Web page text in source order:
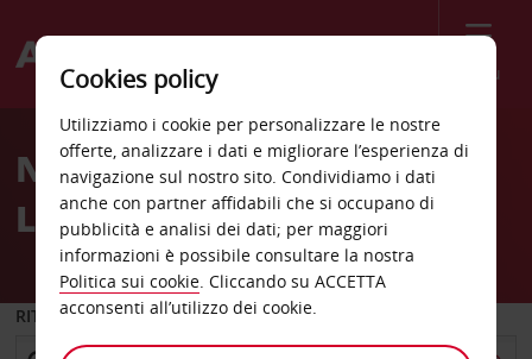
Menù
Welcome
AvisNoleggio auto Gare Saint
Lazare
RITIRO DA
Cookies policy
Utilizziamo i cookie per personalizzare le nostre
offerte, analizzare i dati e migliorare l’esperienza di
navigazione sul nostro sito. Condividiamo i dati
anche con partner affidabili che si occupano di
pubblicità e analisi dei dati; per maggiori
informazioni è possibile consultare la nostra
Politica sui cookie. Cliccando su ACCETTA
acconsenti all’utilizzo dei cookie.